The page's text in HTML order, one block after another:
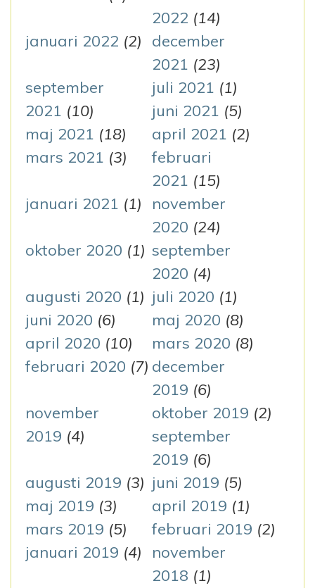
2022 (14)
januari 2022 (2)
december
2021 (23)
september
2021 (10)
juli 2021 (1)
juni 2021 (5)
maj 2021 (18) april 2021 (2)
mars 2021 (3)
februari
2021 (15)
januari 2021 (1)
november
2020 (24)
oktober 2020 (1) september
2020 (4)
augusti 2020 (1) juli 2020 (1)
juni 2020 (6) maj 2020 (8)
april 2020 (10) mars 2020 (8)
februari 2020 (7) december
2019 (6)
november
2019 (4)
oktober 2019 (2)
september
2019 (6)
augusti 2019 (3) juni 2019 (5)
maj 2019 (3) april 2019 (1)
mars 2019 (5) februari 2019 (2)
januari 2019 (4)
november
2018 (1)